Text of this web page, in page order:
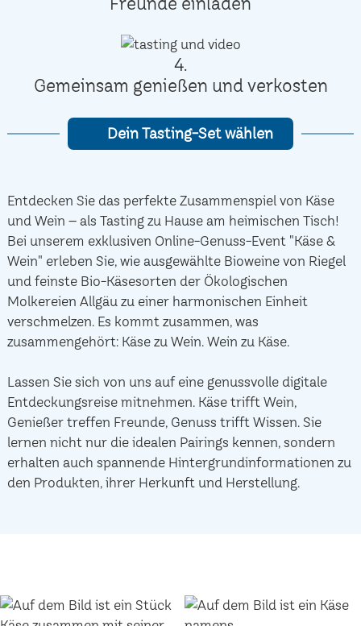
4.
Gemeinsam genießen und verkosten
Dein Tasting-Set wählen
Entdecken Sie das perfekte Zusammenspiel von Käse
und Wein – als Tasting zu Hause am heimischen Tisch!
Bei unserem exklusiven Online-Genuss-Event "Käse &
Wein" erleben Sie, wie ausgewählte Bioweine von Riegel
und feinste Bio-Käsesorten der Ökologischen
Molkereien Allgäu zu einer harmonischen Einheit
verschmelzen. Es kommt zusammen, was
zusammengehört: Käse zu Wein. Wein zu Käse.
Lassen Sie sich von uns auf eine genussvolle digitale
Entdeckungsreise mitnehmen. Käse trifft Wein,
Genießer treffen Freunde, Genuss trifft Wissen. Sie
lernen nicht nur die idealen Pairings kennen, sondern
erhalten auch spannende Hintergrundinformationen zu
den Produkten, ihrer Herkunft und Herstellung.